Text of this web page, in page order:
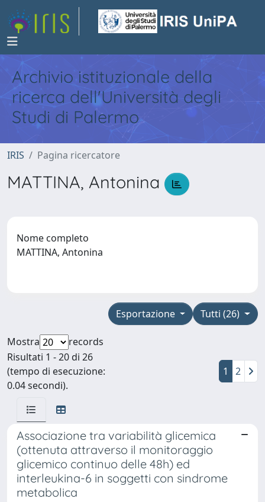
Archivio istituzionale della
ricerca dell'Università degli
Studi di Palermo
IRIS Pagina ricercatore
MATTINA, Antonina
Nome completo
MATTINA, Antonina
Tutti (26)
Esportazione
Mostra
records
Risultati 1 - 20 di 26
(tempo di esecuzione:
0.04 secondi).
1 2
Associazione tra variabilità glicemica
(ottenuta attraverso il monitoraggio
glicemico continuo delle 48h) ed
interleukina-6 in soggetti con sindrome
metabolica